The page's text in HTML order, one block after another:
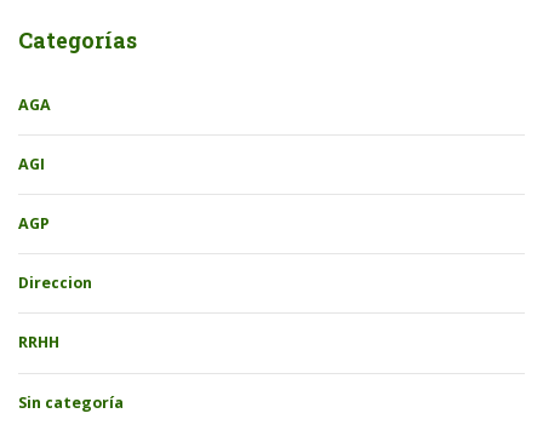
Categorías
AGA
AGI
AGP
Direccion
RRHH
Sin categoría